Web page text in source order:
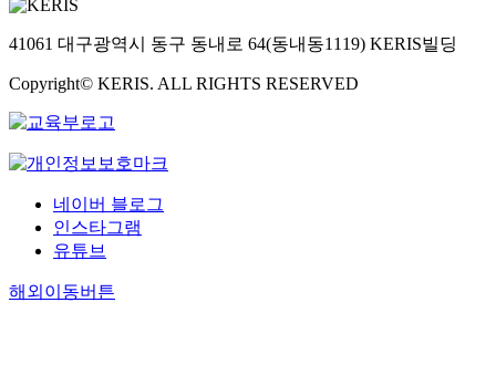
41061 대구광역시 동구 동내로 64(동내동1119) KERIS빌딩
Copyright© KERIS. ALL RIGHTS RESERVED
네이버 블로그
인스타그램
유튜브
해외이동버튼